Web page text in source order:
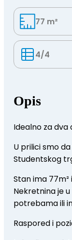
77 m²
4/4
Opis
Idealno za
U prilici smo
Studentskog
Stan ima
Nekretnina je
potrebama ili
Raspored i